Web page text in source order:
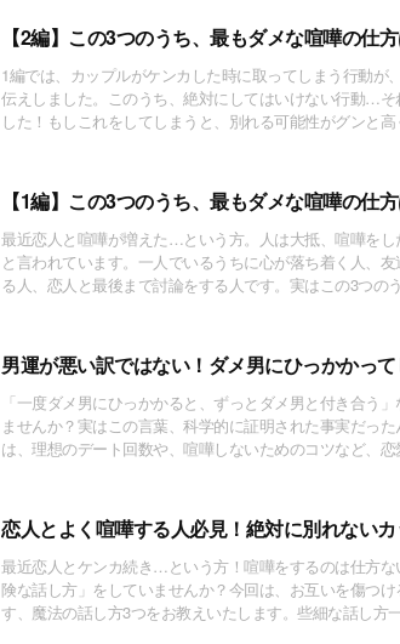
【2編】この3つのうち、最もダメな喧嘩の仕
1編では、カップルがケンカした時に取ってしまう行動が
伝えしました。このうち、絶対にしてはいけない行動…
した！もしこれをしてしまうと、別れる可能性がグンと
【1編】この3つのうち、最もダメな喧嘩の仕
最近恋人と喧嘩が増えた…という方。人は大抵、喧嘩をし
と言われています。一人でいるうちに心が落ち着く人、
る人、恋人と最後まで討論をする人です。実はこの3つの
男運が悪い訳ではない！ダメ男にひっかかっ
「一度ダメ男にひっかかると、ずっとダメ男と付き合う
ませんか？実はこの言葉、科学的に証明された事実だっ
は、理想のデート回数や、喧嘩しないためのコツなど、
恋人とよく喧嘩する人必見！絶対に別れない
最近恋人とケンカ続き…という方！喧嘩をするのは仕方
険な話し方」をしていませんか？今回は、お互いを傷つ
す、魔法の話し方3つをお教えいたします。些細な話し方